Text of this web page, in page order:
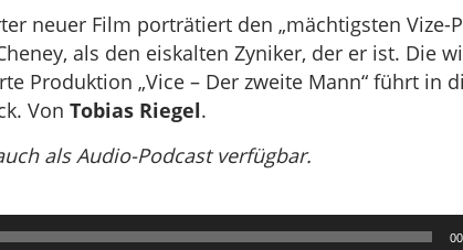
neuer Film porträtiert den „mächtigsten Vize-
als den eiskalten Zyniker, der er ist. Die
Produktion „Vice – Der zweite Mann“ führt in
Von Tobias Riegel.
als Audio-Podcast verfügbar.